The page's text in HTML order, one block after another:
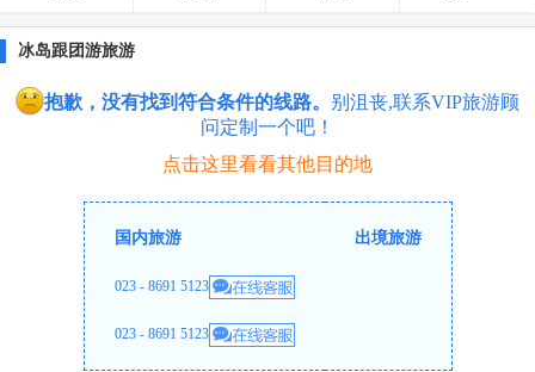
冰岛跟团游旅游
抱歉，没有找到符合条件的线路。 别沮丧,联系VIP旅游顾
问定制一个吧！
点击这里看看其他目的地
国内旅游
023 - 8691 5123
023 - 8691 5123
出境旅游